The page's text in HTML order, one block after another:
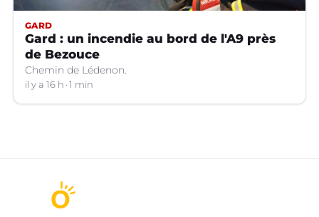
GARD
Gard : un incendie au bord de l'A9 près
de Bezouce
Chemin de Lédenon.
il y a 16 h 1 min